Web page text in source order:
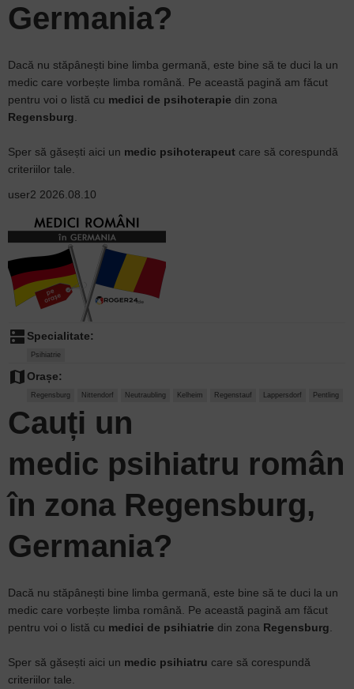
Germania?
Dacă nu stăpânești bine limba germană, este bine să te duci la un
medic care vorbește limba română. Pe această pagină am făcut
pentru voi o listă cu medici de psihoterapie din zona
Regensburg
Sper să găsești aici un medic psihoterapeut care să corespundă
criteriilor tale.
user2 2026.08.10
dns Specialitate:
Psihiatrie
map Orașe:
Regensburg Nittendorf Neutraubling Kelheim Regenstauf Lappersdorf Pentling
Cauți un
medic psihiatru român
în zona Regensburg,
Germania?
Dacă nu stăpânești bine limba germană, este bine să te duci la un
medic care vorbește limba română. Pe această pagină am făcut
pentru voi o listă cu medici de psihiatrie din zona Regensburg
Sper să găsești aici un medic psihiatru care să corespundă
criteriilor tale.